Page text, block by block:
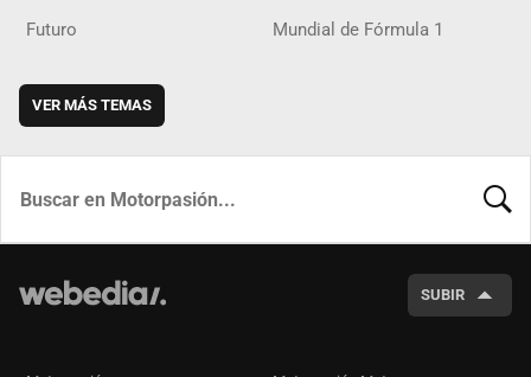
Futuro Mundial de Fórmula 1
VER MÁS TEMAS
SUBIR